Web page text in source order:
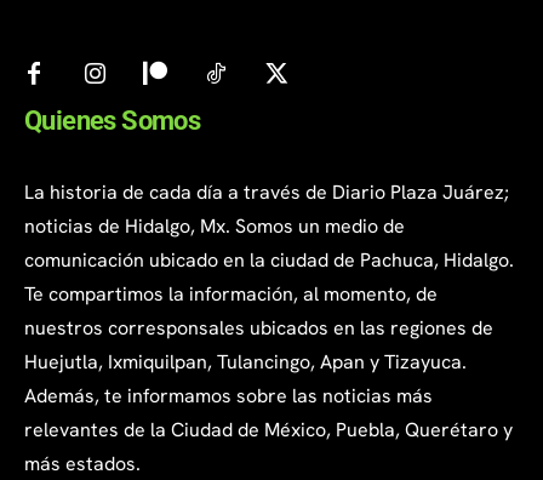
Quienes Somos
La historia de cada día a través de Diario Plaza Juárez;
noticias de Hidalgo, Mx. Somos un medio de
comunicación ubicado en la ciudad de Pachuca, Hidalgo.
Te compartimos la información, al momento, de
nuestros corresponsales ubicados en las regiones de
Huejutla, Ixmiquilpan, Tulancingo, Apan y Tizayuca.
Además, te informamos sobre las noticias más
relevantes de la Ciudad de México, Puebla, Querétaro y
más estados.